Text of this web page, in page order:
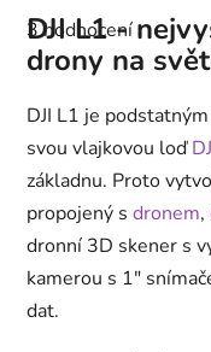
hodnocení
produktu
je
4,3
5
hvězdiček.
3 hodnocení
DJI L1 -
drony na
DJI L1 je
svou vlajkovou loď
základnu. Proto
propojený s dronem,
dronní 3D skener s
kamerou s 1"
dat.